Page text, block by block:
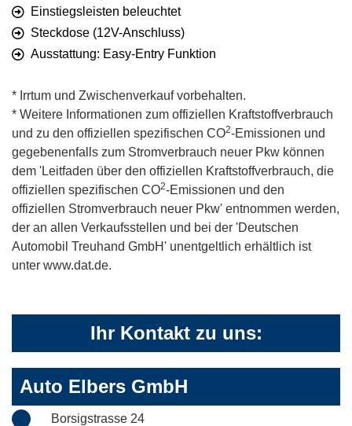
Einstiegsleisten beleuchtet
Steckdose (12V-Anschluss)
Ausstattung: Easy-Entry Funktion
* Irrtum und Zwischenverkauf vorbehalten.
* Weitere Informationen zum offiziellen Kraftstoffverbrauch
und zu den offiziellen spezifischen CO2-Emissionen und
gegebenenfalls zum Stromverbrauch neuer Pkw können
dem 'Leitfaden über den offiziellen Kraftstoffverbrauch, die
offiziellen spezifischen CO2-Emissionen und den
offiziellen Stromverbrauch neuer Pkw' entnommen werden,
der an allen Verkaufsstellen und bei der 'Deutschen
Automobil Treuhand GmbH' unentgeltlich erhältlich ist
unter www.dat.de.
Ihr Kontakt zu uns:
Auto Elbers GmbH
Borsigstrasse 24